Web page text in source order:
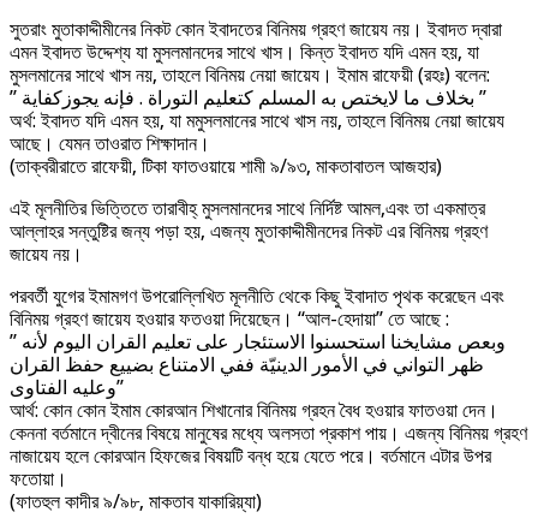
সুতরাং মুতাকাদ্দীমীনের নিকট কোন ইবাদতের বিনিময় গ্রহণ জায়েয নয়। ইবাদত দ্বারা
এমন ইবাদত উদ্দেশ্য যা মুসলমানদের সাথে খাস। কিন্ত ইবাদত যদি এমন হয়, যা
মুসলমানের সাথে খাস নয়, তাহলে বিনিময় নেয়া জায়েয। ইমাম রাফেয়ী (রহঃ) বলেন:
” بخلاف ما لايختص به المسلم كتعليم التوراة . فإنه يجوزكفاية ”
অর্থ: ইবাদত যদি এমন হয়, যা মমুসলমানের সাথে খাস নয়, তাহলে বিনিময় নেয়া জায়েয
আছে। যেমন তাওরাত শিক্ষাদান।
(তাক্বরীরাতে রাফেয়ী, টিকা ফাতওয়ায়ে শামী ৯/৯৩, মাকতাবাতল আজহার)
এই মূলনীতির ভিত্তিতে তারাবীহ্ মুসলমানদের সাথে নির্দিষ্ট আমল,এবং তা একমাত্র
আল্লাহর সন্তুষ্টির জন্য পড়া হয়, এজন্য মুতাকাদ্দীমীনদের নিকট এর বিনিময় গ্রহণ
জায়েয নয়।
পরবর্তী যুগের ইমামগণ উপরোল্লিখিত মূলনীতি থেকে কিছু ইবাদাত পৃথক করেছেন এবং
বিনিময় গ্রহণ জায়েয হওয়ার ফতওয়া দিয়েছেন। “আল-হেদায়া” তে আছে :
” وبعص مشايخنا استحسنوا الاستئجار على تعليم القران اليوم لأنه
ظهر التواني في الأمور الدينيّة ففي الامتناع بضييع حفظ القران
وعليه الفتاوى”
আর্থ: কোন কোন ইমাম কোরআন শিখানোর বিনিময় গ্রহন বৈধ হওয়ার ফাতওয়া দেন।
কেননা বর্তমানে দ্বীনের বিষয়ে মানুষের মধ্যে অলসতা প্রকাশ পায়। এজন্য বিনিময় গ্রহণ
নাজায়েয হলে কোরআন হিফজের বিষয়টি বন্ধ হয়ে যেতে পরে। বর্তমানে এটার উপর
ফতোয়া।
(ফাতহুল কাদীর ৯/৯৮, মাকতাব যাকারিয়্যা)